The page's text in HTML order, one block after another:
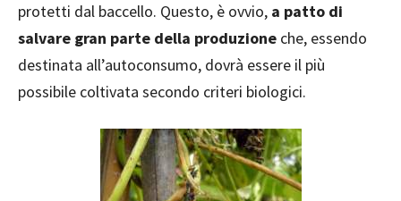
protetti dal baccello. Questo, è ovvio, a patto di
salvare gran parte della produzione che, essendo
destinata all’autoconsumo, dovrà essere il più
possibile coltivata secondo criteri biologici.